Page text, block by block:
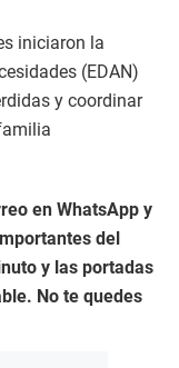
iniciaron la
(EDAN)
y coordinar
en WhatsApp y
del
y las portadas
No te quedes